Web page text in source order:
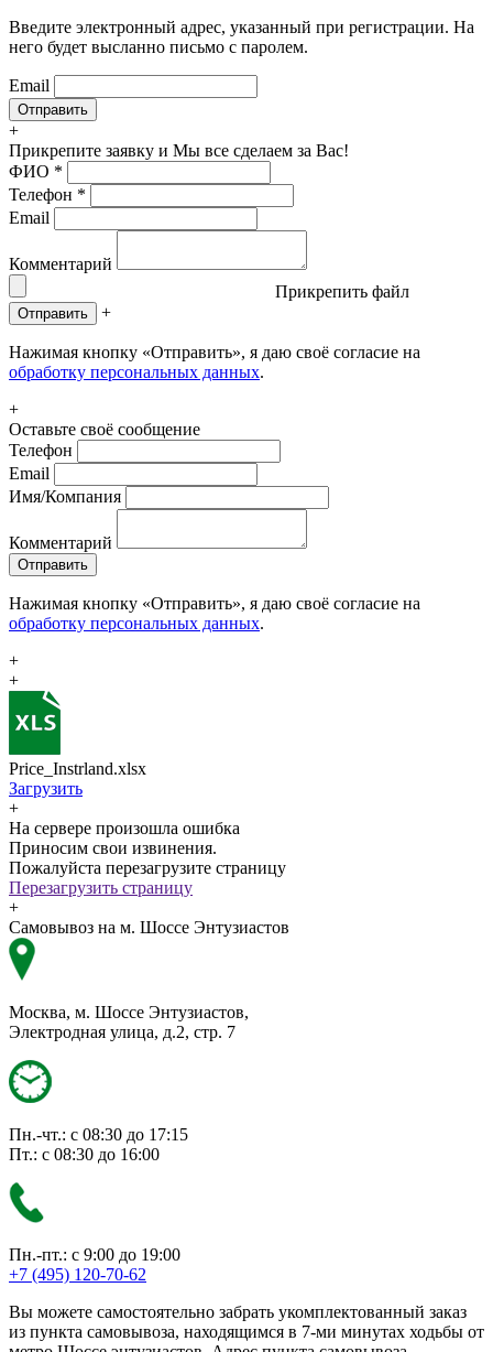
Введите электронный адрес, указанный при регистрации. На
него будет высланно письмо с паролем.
Email
+
Прикрепите заявку и Мы все сделаем за Вас!
ФИО *
Телефон *
Email
Комментарий
Прикрепить файл
Отправить +
Нажимая кнопку «Отправить», я даю своё согласие на
обработку персональных данных.
+
Оставьте своё сообщение
Телефон
Email
Имя/Компания
Комментарий
Отправить
Нажимая кнопку «Отправить», я даю своё согласие на
обработку персональных данных.
+
+
Price_Instrland.xlsx
Загрузить
+
На сервере произошла ошибка
Приносим свои извинения.
Пожалуйста перезагрузите страницу
Перезагрузить страницу
+
Самовывоз на м. Шоссе Энтузиастов
Москва, м. Шоссе Энтузиастов,
Электродная улица, д.2, стр. 7
Пн.-чт.: с 08:30 до 17:15
Пт.: с 08:30 до 16:00
Пн.-пт.: с 9:00 до 19:00
+7 (495) 120-70-62
Вы можете самостоятельно забрать укомплектованный заказ
из пункта самовывоза, находящимся в 7-ми минутах ходьбы от